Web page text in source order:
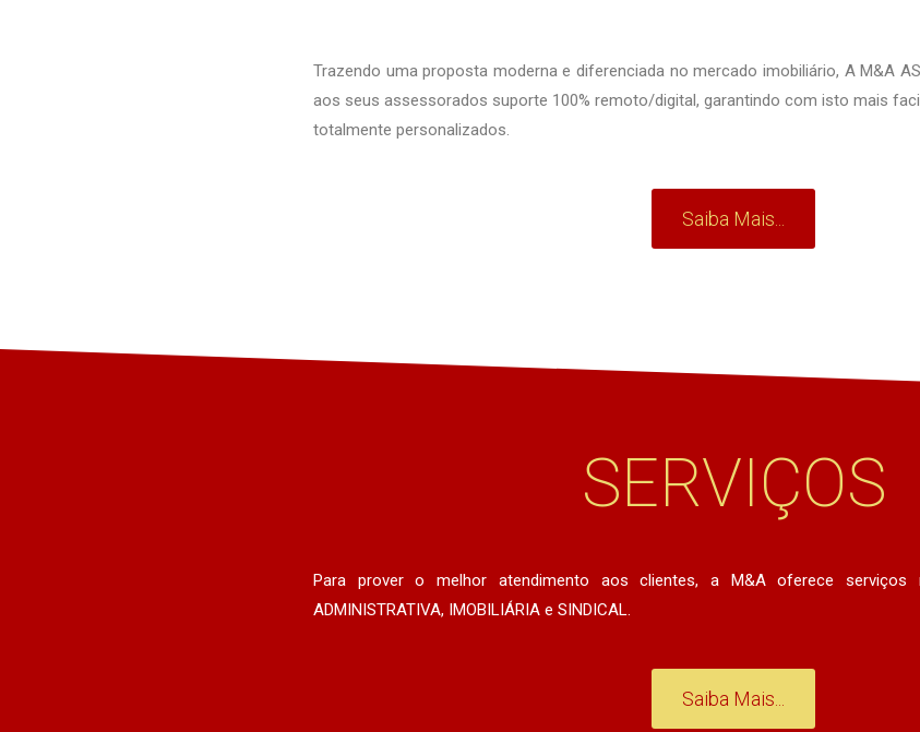
Trazendo uma proposta moderna e diferenciada no mercado imobiliário, A M&A
aos seus assessorados suporte 100% remoto/digital, garantindo com isto mais
totalmente personalizados.
Saiba Mais...
SERVIÇOS
Para prover o melhor atendimento aos clientes, a M&A oferece serviços
ADMINISTRATIVA, IMOBILIÁRIA e SINDICAL.
Saiba Mais...